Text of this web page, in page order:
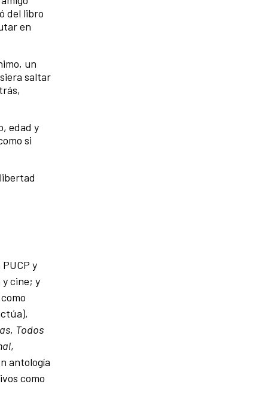
del libro
en
un
saltar
edad y
si
y
cine; y
, Todos
,
antología
como